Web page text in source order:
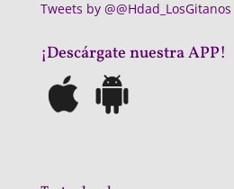
Tweets by @@Hdad_LosGitanos
¡Descárgate nuestra APP!